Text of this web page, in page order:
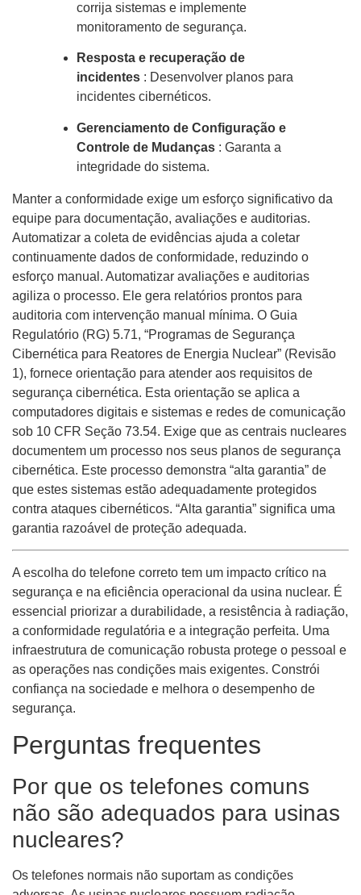
corrija sistemas e implemente
monitoramento de segurança.
Resposta e recuperação de
incidentes : Desenvolver planos para
incidentes cibernéticos.
Gerenciamento de Configuração e
Controle de Mudanças : Garanta a
integridade do sistema.
Manter a conformidade exige um esforço significativo da
equipe para documentação, avaliações e auditorias.
Automatizar a coleta de evidências ajuda a coletar
continuamente dados de conformidade, reduzindo o
esforço manual. Automatizar avaliações e auditorias
agiliza o processo. Ele gera relatórios prontos para
auditoria com intervenção manual mínima. O Guia
Regulatório (RG) 5.71, “Programas de Segurança
Cibernética para Reatores de Energia Nuclear” (Revisão
1), fornece orientação para atender aos requisitos de
segurança cibernética. Esta orientação se aplica a
computadores digitais e sistemas e redes de comunicação
sob 10 CFR Seção 73.54. Exige que as centrais nucleares
documentem um processo nos seus planos de segurança
cibernética. Este processo demonstra “alta garantia” de
que estes sistemas estão adequadamente protegidos
contra ataques cibernéticos. “Alta garantia” significa uma
garantia razoável de proteção adequada.
A escolha do telefone correto tem um impacto crítico na
segurança e na eficiência operacional da usina nuclear. É
essencial priorizar a durabilidade, a resistência à radiação,
a conformidade regulatória e a integração perfeita. Uma
infraestrutura de comunicação robusta protege o pessoal e
as operações nas condições mais exigentes. Constrói
confiança na sociedade e melhora o desempenho de
segurança.
Perguntas frequentes
Por que os telefones comuns
não são adequados para usinas
nucleares?
Os telefones normais não suportam as condições